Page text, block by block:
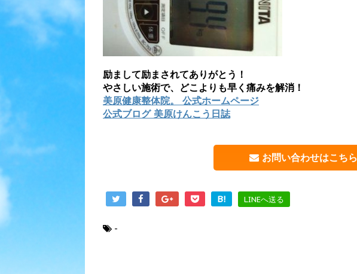
励まして励まされてありがとう！
やさしい施術で、どこよりも早く痛みを解消！
美原健康整体院。 公式ホームページ
公式ブログ 美原けんこう日誌
お問い合わせはこちら
B! LINEへ送る
-